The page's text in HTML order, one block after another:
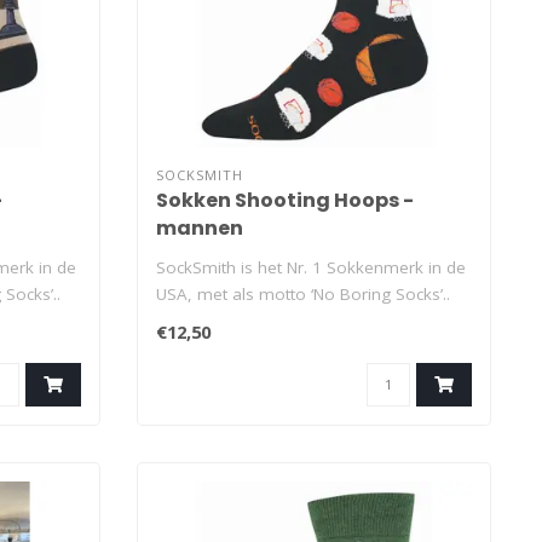
in de
SOCKSMITH
Sokken Shooting Hoops -
mannen
SockSmith is het Nr. 1 Sokkenmerk in de
USA, met als motto ‘No Boring Socks’..
€12,50